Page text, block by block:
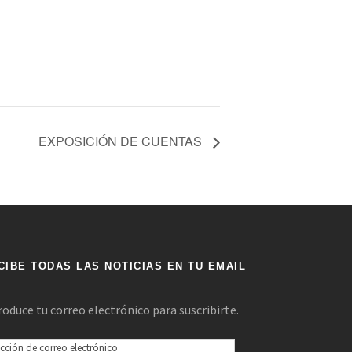
EXPOSICIÓN DE CUENTAS
TODAS LAS NOTICIAS EN TU EMAIL
tu correo electrónico para suscribirte.